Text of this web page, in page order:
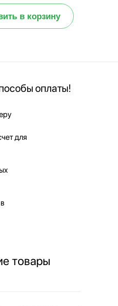
в корзину
оплаты!
для
товары